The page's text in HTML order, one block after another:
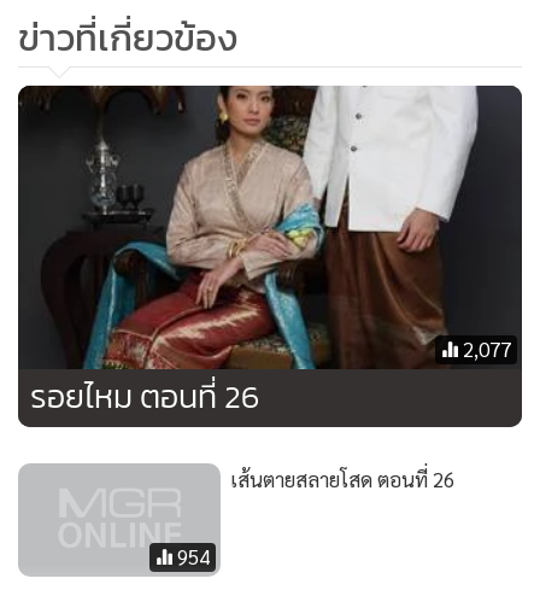
รัญเปิดประตูเข้ามา บัวนั่งทำหน้านิ่งเย็นชา
“สวัสดีครับ ผมต้องขอโทษที่รบกวนเวลาคุณ”
“คุณมีอะไรก็พูดมา แต่ถ้าจะมาพูดเรื่องเก่าล่ะก็ ฉันไม่มีอะไรจะ
“ผมไม่ได้มาพูดเรื่องเก่าหรอกครับ”
“ถ้างั้นคุณมาทำไม”
“ผมจะเอาเงินที่ค้างชำระมาคืนคุณ”รัญหยิบซองเช็คส่งให้“นี่คือ
เช็คเงินสดสิบแปดล้านบาทครับ”
บัวอึ้งโกรธ หยิบเช็คออกมาดู
“ผมต้องขอบคุณในความกรุณาที่คุณช่วยเหลือครอบครัว
ผม”รัญลุกยืน บัวมองอึ้งผิดหวัง “แค่นี้แหละครับ ที่ผมมารบกวน
เวลาคุณ”
รัญหันจะเดินออกไป บัวเรียกไว้
รัญชะงักหันมองรอฟัง
“แล้วดอกเบี้ยล่ะ”
ข่าวที่เกี่ยวข้อง
2,077
รอยไหม ตอนที่ 26
954
เส้นตายสลายโสด ตอนที่ 26